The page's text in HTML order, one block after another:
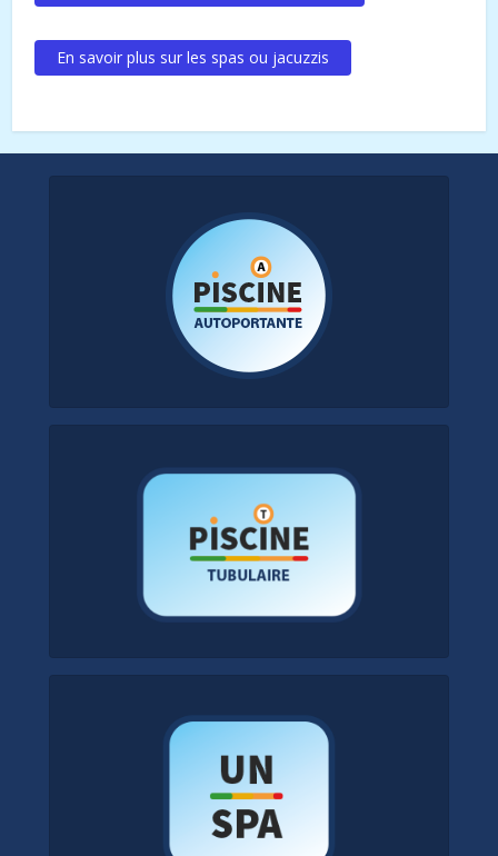
En savoir plus sur les spas ou jacuzzis